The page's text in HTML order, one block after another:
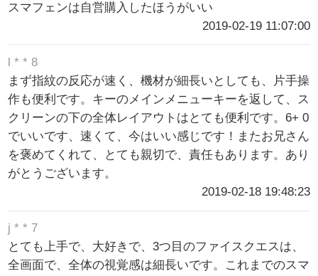
スマフェンは自営購入したほうがいい
2019-02-19 11:07:00
l * * 8
まず指紋の反応が速く、機材が細長いとしても、片手操
作も便利です。キーのメインメニューキーを返して、ス
クリーンの下の全体レイアウトはとても便利です。6+ 0
でいいです、速くて、今はいい感じです！またお兄さん
を褒めてくれて、とても親切で、責任もあります。あり
がとうございます。
2019-02-18 19:48:23
j * * 7
とても上手で、大好きで、3つ目のファイスクエスは、
全画面で、全体の視覚感は細長いです。これまでのスマ